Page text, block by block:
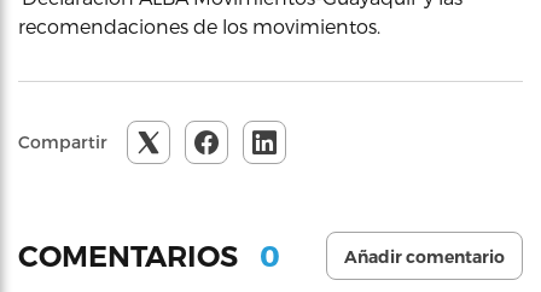
recomendaciones de los movimientos.
Compartir
COMENTARIOS 0 Añadir comentario